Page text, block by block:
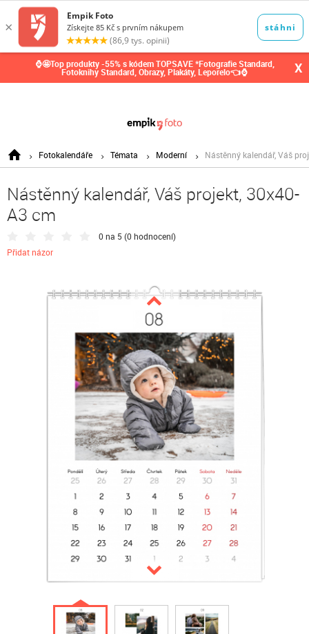
⌚🤩Top produkty -55% s kódem TOPSAVE *Fotografie Standard,
Fotoknihy Standard, Obrazy, Plakáty, Leporelo👈⌚ X
Fotokalendáře Témata Moderní Nástěnný kalendář, Váš
Nástěnný kalendář, Váš projekt, 30x40-
A3 cm
0 na 5 (0 hodnocení)
Přidat názor